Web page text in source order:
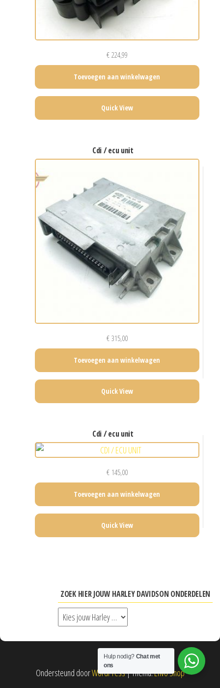
€224,99
Toevoegen aan winkelwagen
Quick View
cdi / ecu unit
€315,00
Toevoegen aan winkelwagen
Quick View
cdi / ecu unit
€145,00
Toevoegen aan winkelwagen
Quick View
ZOEK HIER JOUW HARLEY DAVIDSON ONDERDELEN
Ondersteund doorWordPress|Thema:Envo Shop
Hulp nodig? Chat met
ons